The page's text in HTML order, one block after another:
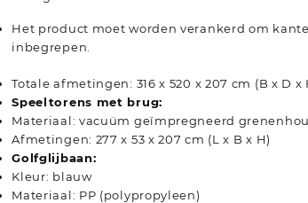
Het product moet worden verankerd om
inbegrepen.
Totale afmetingen: 316 x 520 x 207 cm (B x D x
Speeltorens met brug:
Materiaal: vacuüm geïmpregneerd
Afmetingen: 277 x 53 x 207 cm (L x B x H)
Golfglijbaan:
Kleur: blauw
Materiaal: PP (polypropyleen)